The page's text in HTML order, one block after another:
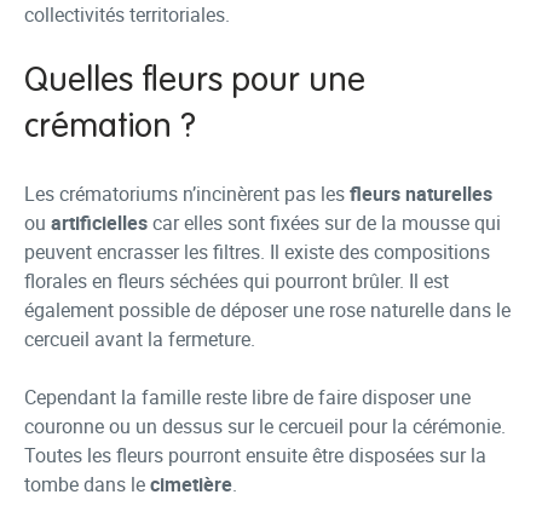
collectivités territoriales.
Quelles fleurs pour une
crémation ?
Les crématoriums n’incinèrent pas lesfleurs naturelles
ou artificiellescar elles sont fixées sur de la mousse qui
peuvent encrasser les filtres. Il existe des compositions
florales en fleurs séchées qui pourront brûler. Il est
également possible de déposer une rose naturelle dans le
cercueil avant la fermeture.
Cependant la famille reste libre de faire disposer une
couronne ou un dessus sur le cercueil pour la cérémonie.
Toutes les fleurs pourront ensuite être disposées sur la
tombe dans lecimetière.